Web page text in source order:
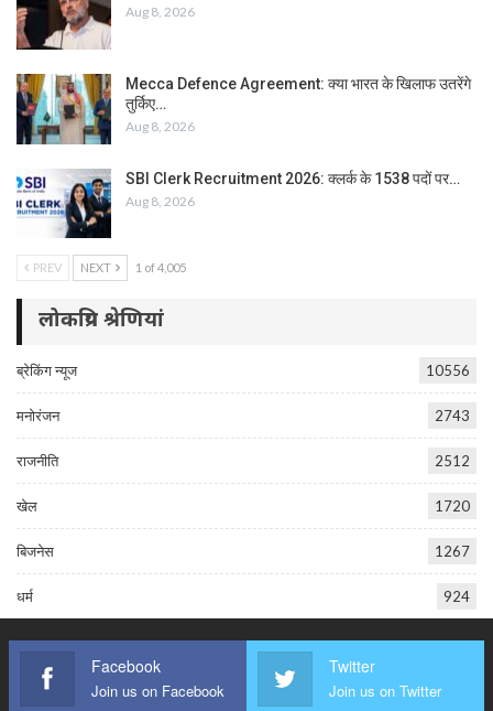
Aug 8, 2026
Mecca Defence Agreement: क्या भारत के खिलाफ उतरेंगे
तुर्किए…
Aug 8, 2026
SBI Clerk Recruitment 2026: क्लर्क के 1538 पदों पर…
Aug 8, 2026
PREV NEXT 1 of 4,005
लोकप्रिय श्रेणियां
ब्रेकिंग न्यूज 10556
मनोरंजन 2743
राजनीति 2512
खेल 1720
बिजनेस 1267
धर्म 924
Facebook
Join us on Facebook
Twitter
Join us on Twitter